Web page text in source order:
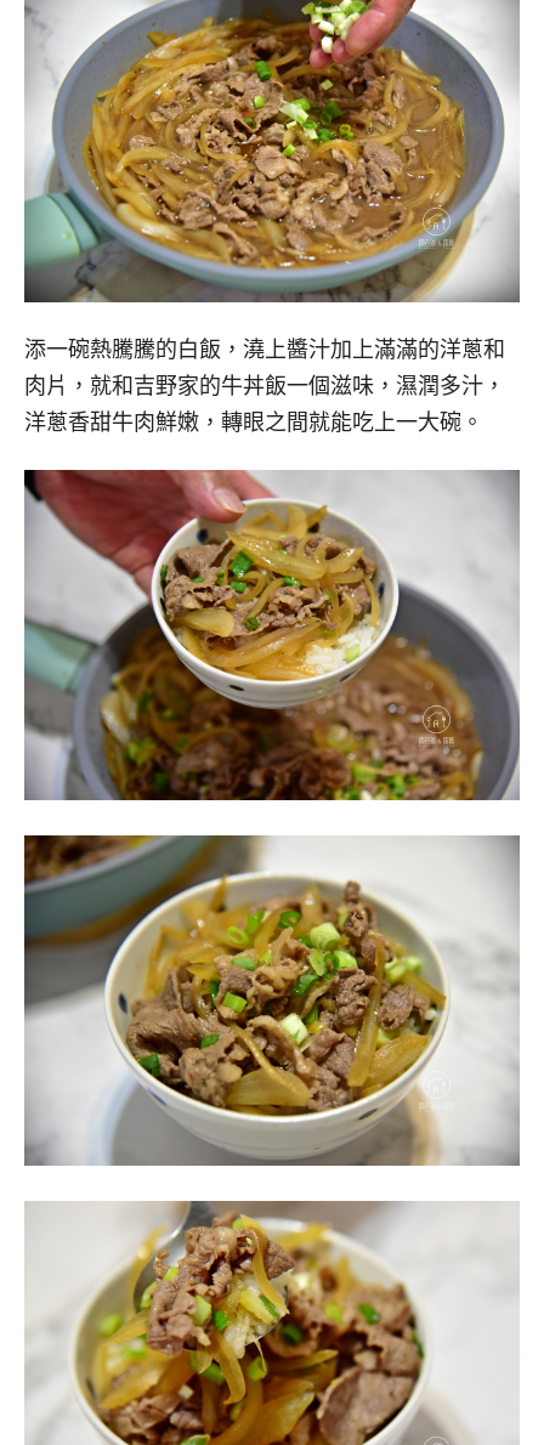
添一碗熱騰騰的白飯，澆上醬汁加上滿滿的洋蔥和
肉片，就和吉野家的牛丼飯一個滋味，濕潤多汁，
洋蔥香甜牛肉鮮嫩，轉眼之間就能吃上一大碗。